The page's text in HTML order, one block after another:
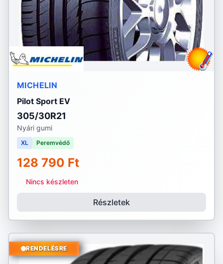
MICHELIN
Pilot Sport EV
305/30R21
Nyári gumi
XL Peremvédő
128 790 Ft
Nincs készleten
Részletek
RENDELÉSRE